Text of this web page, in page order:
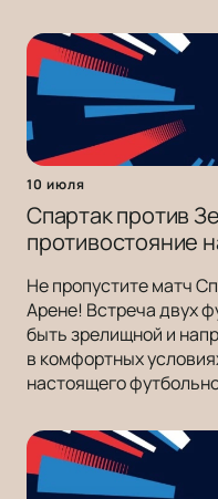
10 июля
Спартак против
противостояние
Не пропустите матч
Арене! Встреча двух
быть зрелищной и
в комфортных
настоящего